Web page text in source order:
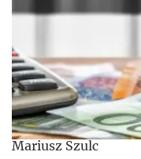
Mariusz Szulc